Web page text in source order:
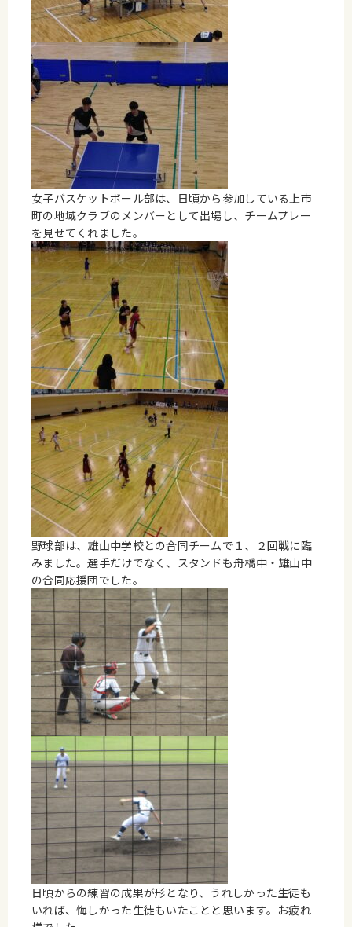
女子バスケットボール部は、日頃から参加している上市
町の地域クラブのメンバーとして出場し、チームプレー
を見せてくれました。
野球部は、雄山中学校との合同チームで１、２回戦に臨
みました。選手だけでなく、スタンドも舟橋中・雄山中
の合同応援団でした。
日頃からの練習の成果が形となり、うれしかった生徒も
いれば、悔しかった生徒もいたことと思います。お疲れ